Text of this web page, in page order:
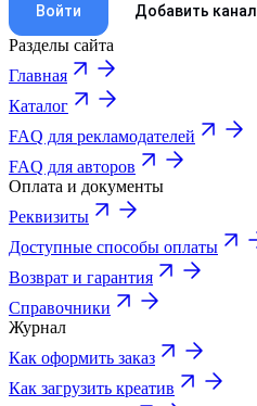
Войти Добавить канал
Разделы сайта
Главная
Каталог
FAQ для рекламодателей
FAQ для авторов
Оплата и документы
Реквизиты
Доступные способы оплаты
Возврат и гарантия
Справочники
Журнал
Как оформить заказ
Как загрузить креатив